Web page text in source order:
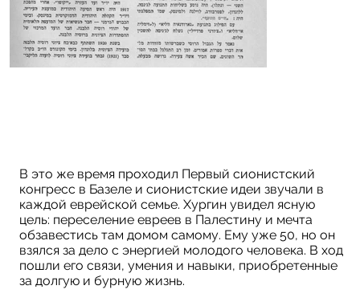
В это же время проходил Первый сионистский
конгресс в Базеле и сионистские идеи звучали в
каждой еврейской семье. Хургин увидел ясную
цель: переселение евреев в Палестину и мечта
обзавестись там домом самому. Ему уже 50, но он
взялся за дело с энергией молодого человека. В ход
пошли его связи, умения и навыки, приобретенные
за долгую и бурную жизнь.